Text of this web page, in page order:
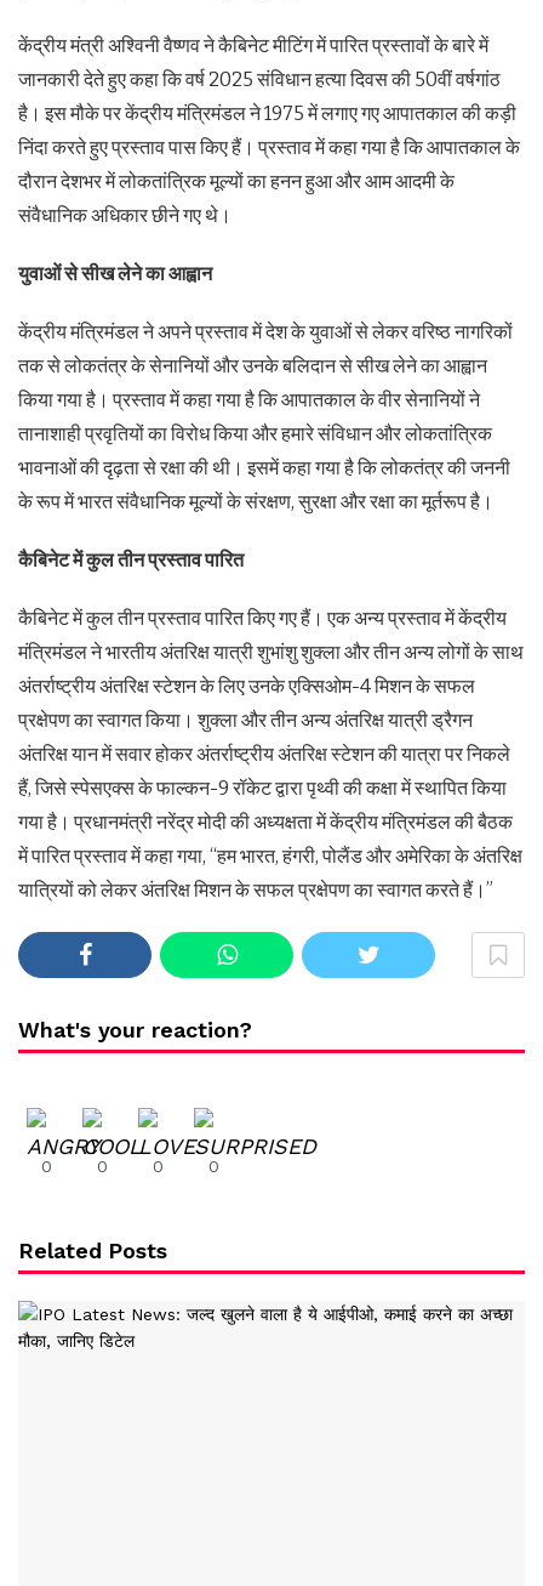
केंद्रीय मंत्री अश्विनी वैष्णव ने कैबिनेट मीटिंग में पारित प्रस्तावों के बारे में
जानकारी देते हुए कहा कि वर्ष 2025 संविधान हत्या दिवस की 50वीं वर्षगांठ
है। इस मौके पर केंद्रीय मंत्रिमंडल ने 1975 में लगाए गए आपातकाल की कड़ी
निंदा करते हुए प्रस्ताव पास किए हैं। प्रस्ताव में कहा गया है कि आपातकाल के
दौरान देशभर में लोकतांत्रिक मूल्यों का हनन हुआ और आम आदमी के
संवैधानिक अधिकार छीने गए थे।
युवाओं से सीख लेने का आह्वान
केंद्रीय मंत्रिमंडल ने अपने प्रस्ताव में देश के युवाओं से लेकर वरिष्ठ नागरिकों
तक से लोकतंत्र के सेनानियों और उनके बलिदान से सीख लेने का आह्वान
किया गया है। प्रस्ताव में कहा गया है कि आपातकाल के वीर सेनानियों ने
तानाशाही प्रवृतियों का विरोध किया और हमारे संविधान और लोकतांत्रिक
भावनाओं की दृढ़ता से रक्षा की थी। इसमें कहा गया है कि लोकतंत्र की जननी
के रूप में भारत संवैधानिक मूल्यों के संरक्षण, सुरक्षा और रक्षा का मूर्तरूप है।
कैबिनेट में कुल तीन प्रस्ताव पारित
कैबिनेट में कुल तीन प्रस्ताव पारित किए गए हैं। एक अन्य प्रस्ताव में केंद्रीय
मंत्रिमंडल ने भारतीय अंतरिक्ष यात्री शुभांशु शुक्ला और तीन अन्य लोगों के साथ
अंतर्राष्ट्रीय अंतरिक्ष स्टेशन के लिए उनके एक्सिओम-4 मिशन के सफल
प्रक्षेपण का स्वागत किया। शुक्ला और तीन अन्य अंतरिक्ष यात्री ड्रैगन
अंतरिक्ष यान में सवार होकर अंतर्राष्ट्रीय अंतरिक्ष स्टेशन की यात्रा पर निकले
हैं, जिसे स्पेसएक्स के फाल्कन-9 रॉकेट द्वारा पृथ्वी की कक्षा में स्थापित किया
गया है। प्रधानमंत्री नरेंद्र मोदी की अध्यक्षता में केंद्रीय मंत्रिमंडल की बैठक
में पारित प्रस्ताव में कहा गया, “हम भारत, हंगरी, पोलैंड और अमेरिका के अंतरिक्ष
यात्रियों को लेकर अंतरिक्ष मिशन के सफल प्रक्षेपण का स्वागत करते हैं।”
What's your reaction?
0 0 0 0
Related Posts